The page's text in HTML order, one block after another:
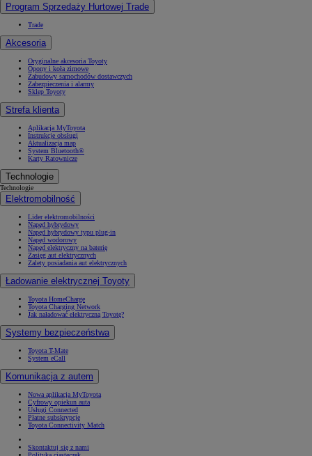
Program Sprzedaży Hurtowej Trade
Trade
Akcesoria
Oryginalne akcesoria Toyoty
Opony i koła zimowe
Zabudowy samochodów dostawczych
Zabezpieczenia i alarmy
Sklep Toyoty
Strefa klienta
Aplikacja MyToyota
Instrukcje obsługi
Aktualizacja map
System Bluetooth®
Karty Ratownicze
Technologie
Technologie
Elektromobilność
Lider elektromobilności
Napęd hybrydowy
Napęd hybrydowy typu plug-in
Napęd wodorowy
Napęd elektryczny na baterię
Zasięg aut elektrycznych
Zalety posiadania aut elektrycznych
Ładowanie elektrycznej Toyoty
Toyota HomeCharge
Toyota Charging Network
Jak naładować elektryczną Toyotę?
Systemy bezpieczeństwa
Toyota T-Mate
System eCall
Komunikacja z autem
Nowa aplikacja MyToyota
Cyfrowy opiekun auta
Usługi Connected
Płatne subskrypcje
Toyota Connectivity Match
Skontaktuj się z nami